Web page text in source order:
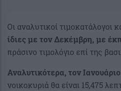
Οι αναλυτικοί τιμοκατάλογοι
ίδιες με τον Δεκέμβρη, με
πράσινο τιμολόγιο επί της
Αναλυτικότερα, τον Ιανουάριο
νοικοκυριά θα είναι 15,475